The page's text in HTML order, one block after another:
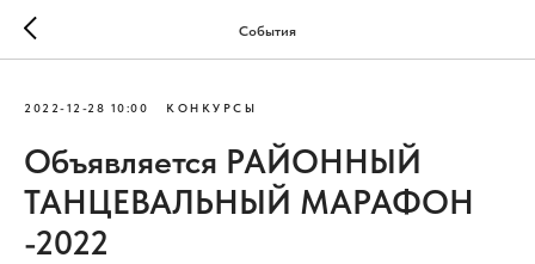
События
2022-12-28 10:00 КОНКУРСЫ
Объявляется РАЙОННЫЙ
ТАНЦЕВАЛЬНЫЙ МАРАФОН
-2022